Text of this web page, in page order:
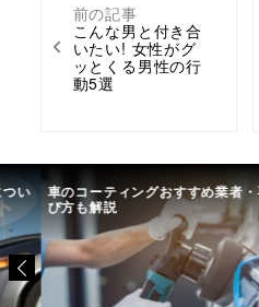
前の記事
こんな男と付き合
いたい! 女性がグ
ッとくる男性の行
動5選
い 車のコーティングおすすめ業者
び方も解説